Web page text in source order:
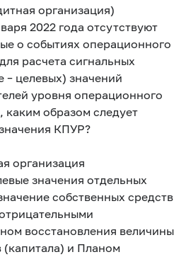
организация)
2022 года отсутствуют
о событиях операционного
расчета сигнальных
– целевых) значений
уровня операционного
каким образом следует
КПУР?
организация
значения отдельных
собственных средств
восстановления величины
(капитала) и Планом